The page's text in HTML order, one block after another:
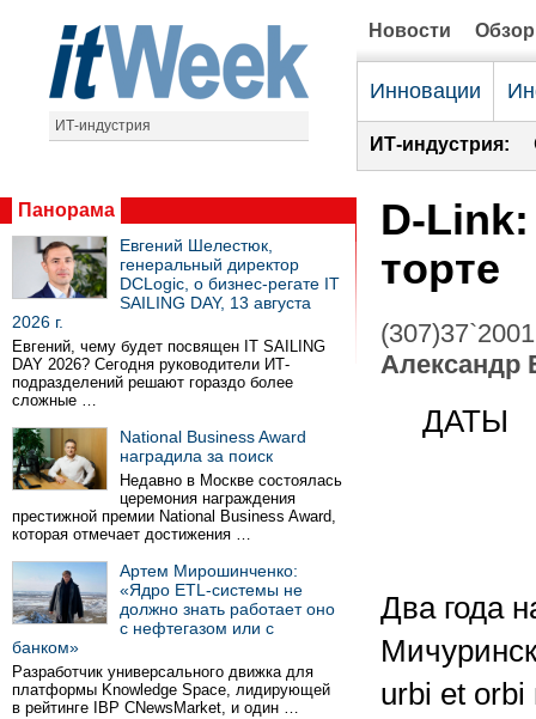
ИТ-индустрия
Новости
Инновации
ИТ-индустрия:
Панорама
Евгений Шелестюк,
генеральный директор
DCLogic, о бизнес-регате IT
SAILING DAY, 13 августа
2026 г.
Евгений, чему будет посвящен IT SAILING
DAY 2026? Сегодня руководители ИТ-
подразделений решают гораздо более
сложные …
National Business Award
наградила за поиск
Недавно в Москве состоялась
церемония награждения
престижной премии National Business Award,
которая отмечает достижения …
Артем Мирошинченко:
«Ядро ETL-системы не
должно знать работает оно
с нефтегазом или с
банком»
Разработчик универсального движка для
платформы Knowledge Space, лидирующей
в рейтинге IBP CNewsMarket, и один …
D-
торте
(307)37`2001
Александр
ДАТЫ
Два года
urbi еt orbi